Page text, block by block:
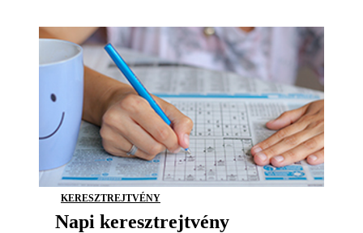
KERESZTREJTVÉNY
Napi keresztrejtvény